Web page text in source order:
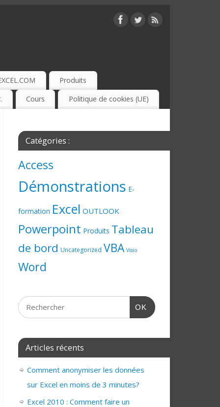
Produits
Cours Politique de cookies (UE)
Catégories :
Access
Démonstrations E-
formation Excel OUTLOOK
Powerpoint Produits Tableau
de bord Uncategorized VBA Visio
Word
OK
Articles récents
Comment anonymiser les données
sur Excel en moins de 3 minutes?
Excel 2010 : Comment faire un